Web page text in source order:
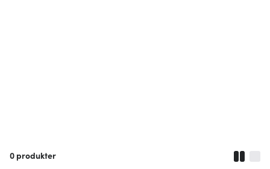
0 produkter